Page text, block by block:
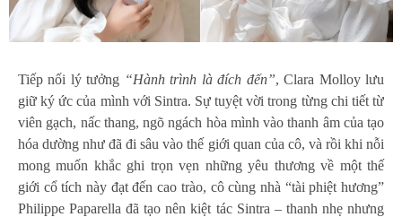
Tiếp nối lý tưởng “Hành trình là đích đến”, Clara Molloy lưu
giữ ký ức của mình với Sintra. Sự tuyệt vời trong từng chi tiết từ
viên gạch, nấc thang, ngõ ngách hòa mình vào thanh âm của tạo
hóa dường như đã đi sâu vào thế giới quan của cô, và rồi khi nỗi
mong muốn khắc ghi trọn vẹn những yêu thương về một thế
giới cổ tích này đạt đến cao trào, cô cùng nhà “tài phiệt hương”
Philippe Paparella đã tạo nên kiệt tác Sintra – thanh nhẹ nhưng